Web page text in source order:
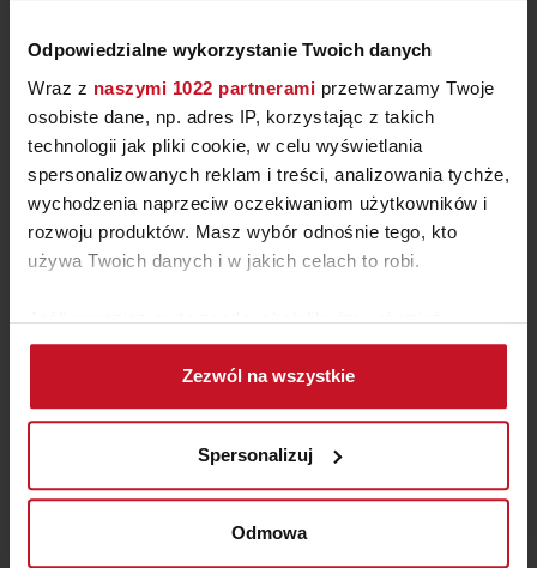
Odpowiedzialne wykorzystanie Twoich danych
Wraz z naszymi 1022 partnerami przetwarzamy Twoje
osobiste dane, np. adres IP, korzystając z takich
technologii jak pliki cookie, w celu wyświetlania
spersonalizowanych reklam i treści, analizowania tychże,
wychodzenia naprzeciw oczekiwaniom użytkowników i
rozwoju produktów. Masz wybór odnośnie tego, kto
używa Twoich danych i w jakich celach to robi.
Jeśli wyrazisz na to zgodę, chcielibyśmy również:
Gromadzić dane dotyczące Twojej lokalizacji
geograficznej z dokładnością nawet do kilku metrów
Identyfikować Twoje urządzenie, aktywnie
(fingerprinting, czyli wirtualny odcisk palca)
Dowiedz się więcej odnośnie tego, jak Twoje osobiste
dane są przetwarzane oraz ustaw własne preferencje w
Zezwól na wszystkie
Spersonalizuj
Odmowa
JACUZZI ORCHID
ZAPYTAJ O CENĘ W SALONIE